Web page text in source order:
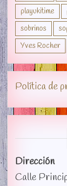
playukitime
sobrinos
Yves Rocher
Política de
Dirección
Calle